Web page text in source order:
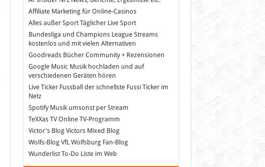
Affiliate Marketingfür Online-Casinos
Alles außer SportTäglicher Live Sport
Bundesliga und Champions League Streams
kostenlos und mit vielen Alternativen
GoodreadsBücher Community + Rezensionen
Google MusicMusik hochladen und auf
verschiedenen Geräten hören
Live Ticker Fussball
der schnellste Fussi Ticker im
Netz
SpotifyMusik umsonst per Stream
TeXXas TVOnline TV-Programm
Victor's BlogVictors Mixed Blog
Wolfs-BlogVfL Wolfsburg Fan-Blog
WunderlistTo-Do Liste im Web